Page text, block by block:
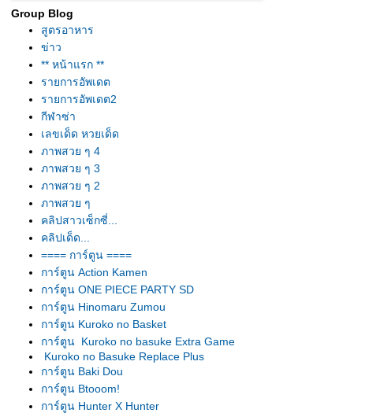
Group Blog
สูตรอาหาร
ข่าว
** หน้าแรก **
รายการอัพเดต
รายการอัพเดต2
กีฬาซ่า
เลขเด็ด หวยเด็ด
ภาพสวย ๆ 4
ภาพสวย ๆ 3
ภาพสวย ๆ 2
ภาพสวย ๆ
คลิปสาวเซ็กซี่...
คลิปเด็ด...
==== การ์ตูน ====
การ์ตูน Action Kamen
การ์ตูน ONE PIECE PARTY SD
การ์ตูน Hinomaru Zumou
การ์ตูน Kuroko no Basket
การ์ตูน Kuroko no basuke Extra Game
Kuroko no Basuke Replace Plus
การ์ตูน Baki Dou
การ์ตูน Btooom!
การ์ตูน Hunter X Hunter